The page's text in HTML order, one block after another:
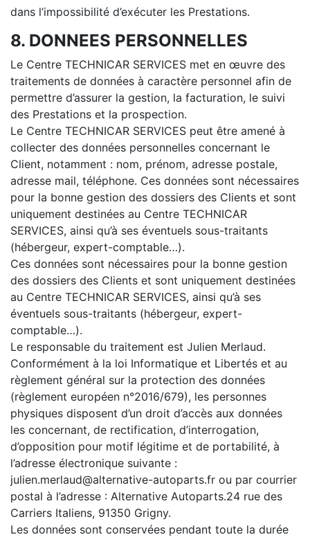
dans l’impossibilité d’exécuter les Prestations.
8. DONNEES PERSONNELLES
Le Centre TECHNICAR SERVICES met en œuvre des
traitements de données à caractère personnel afin de
permettre d’assurer la gestion, la facturation, le suivi
des Prestations et la prospection.
Le Centre TECHNICAR SERVICES peut être amené à
collecter des données personnelles concernant le
Client, notamment : nom, prénom, adresse postale,
adresse mail, téléphone. Ces données sont nécessaires
pour la bonne gestion des dossiers des Clients et sont
uniquement destinées au Centre TECHNICAR
SERVICES, ainsi qu’à ses éventuels sous-traitants
(hébergeur, expert-comptable…).
Ces données sont nécessaires pour la bonne gestion
des dossiers des Clients et sont uniquement destinées
au Centre TECHNICAR SERVICES, ainsi qu’à ses
éventuels sous-traitants (hébergeur, expert-
comptable…).
Le responsable du traitement est Julien Merlaud.
Conformément à la loi Informatique et Libertés et au
règlement général sur la protection des données
(règlement européen n°2016/679), les personnes
physiques disposent d’un droit d’accès aux données
les concernant, de rectification, d’interrogation,
d’opposition pour motif légitime et de portabilité, à
l’adresse électronique suivante :
julien.merlaud@alternative-autoparts.fr ou par courrier
postal à l’adresse : Alternative Autoparts.24 rue des
Carriers Italiens, 91350 Grigny.
Les données sont conservées pendant toute la durée